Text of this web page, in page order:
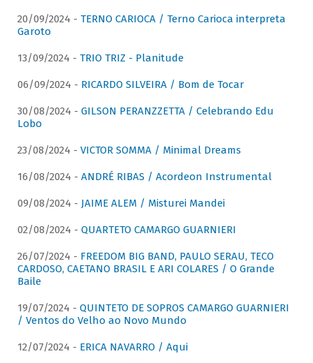
20/09/2024 - TERNO CARIOCA / Terno Carioca interpreta
Garoto
13/09/2024 - TRIO TRIZ - Planitude
06/09/2024 - RICARDO SILVEIRA / Bom de Tocar
30/08/2024 - GILSON PERANZZETTA / Celebrando Edu
Lobo
23/08/2024 - VICTOR SOMMA / Minimal Dreams
16/08/2024 - ANDRÉ RIBAS / Acordeon Instrumental
09/08/2024 - JAIME ALEM / Misturei Mandei
02/08/2024 - QUARTETO CAMARGO GUARNIERI
26/07/2024 - FREEDOM BIG BAND, PAULO SERAU, TECO
CARDOSO, CAETANO BRASIL E ARI COLARES / O Grande
Baile
19/07/2024 - QUINTETO DE SOPROS CAMARGO GUARNIERI
/ Ventos do Velho ao Novo Mundo
12/07/2024 - ERICA NAVARRO / Aqui